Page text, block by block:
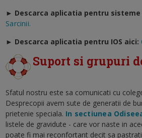
► Descarca aplicatia pentru sisteme
Sarcinii.
► Descarca aplicatia pentru IOS aici:
Suport si grupuri
Sfatul nostru este sa comunicati cu
Desprecopii avem sute de generatii de
prietenie speciala. In sectiunea
listele de gravidute - care vor naste in
poate fi mai reconfortant decit sa